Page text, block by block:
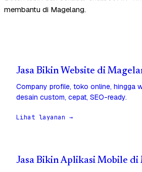
membantu di Magelang.
Jasa Bikin Website di
Company profile, toko online, hingga
desain custom, cepat, SEO-ready.
Lihat layanan →
Jasa Bikin Aplikasi Mobile di